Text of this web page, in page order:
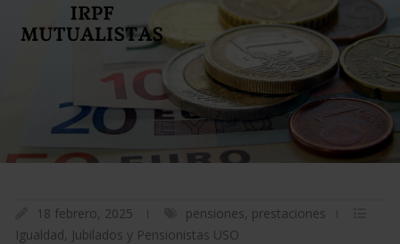
18 febrero, 2025 pensiones, prestaciones
Igualdad, Jubilados y Pensionistas USO